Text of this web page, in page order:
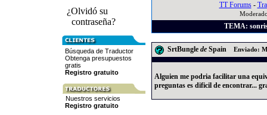
¿Olvidó su
contraseña?
Búsqueda de Traductor
Obtenga presupuestos
gratis
Registro gratuito
Nuestros servicios
Registro gratuito
TT Forums -
TEMA:
SrtBungle de Spain Enviado:
Alguien me podria facilitar una
preguntas es dificil de encontrar...